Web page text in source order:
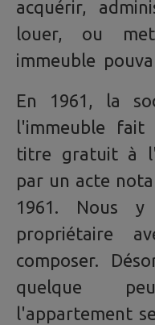
acquérir,
louer, ou
immeuble
En 1961, la
l'immeuble
titre gratuit à
par un acte
1961. Nous
propriétaire
composer.
quelque
l'appartement